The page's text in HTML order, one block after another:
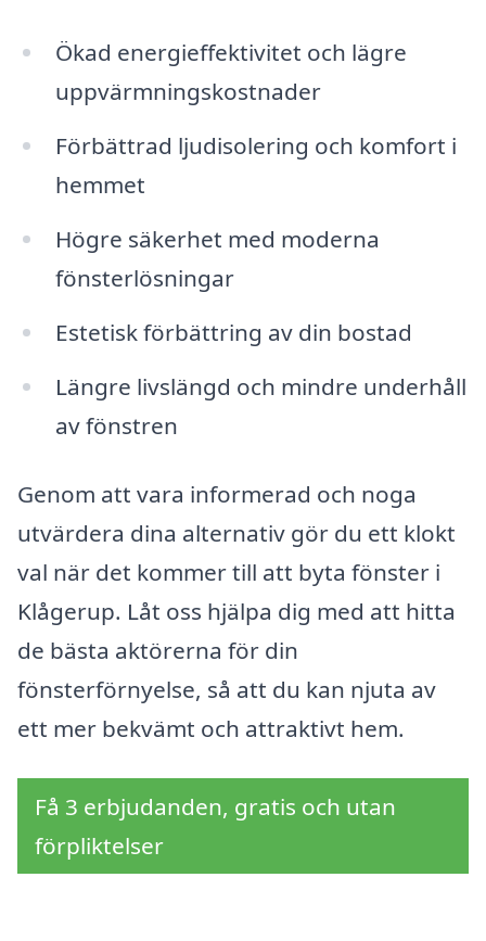
Ökad energieffektivitet och lägre
uppvärmningskostnader
Förbättrad ljudisolering och komfort i
hemmet
Högre säkerhet med moderna
fönsterlösningar
Estetisk förbättring av din bostad
Längre livslängd och mindre underhåll
av fönstren
Genom att vara informerad och noga
utvärdera dina alternativ gör du ett klokt
val när det kommer till att byta fönster i
Klågerup. Låt oss hjälpa dig med att hitta
de bästa aktörerna för din
fönsterförnyelse, så att du kan njuta av
ett mer bekvämt och attraktivt hem.
Få 3 erbjudanden, gratis och utan
förpliktelser